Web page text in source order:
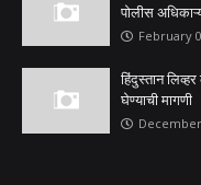
पोलीस
February
हिंदुस्तान
घेण्याची मागणी